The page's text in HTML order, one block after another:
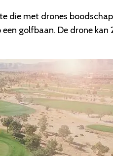
die met drones
golfbaan. De drone kan